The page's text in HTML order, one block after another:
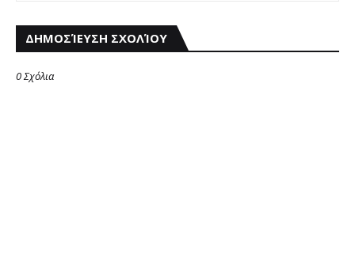
ΔΗΜΟΣΊΕΥΣΗ ΣΧΟΛΊΟΥ
0 Σχόλια